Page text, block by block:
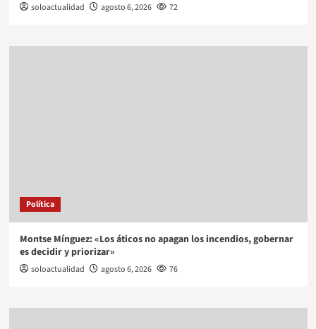
soloactualidad agosto 6, 2026 72
Política
Montse Mínguez: «Los áticos no apagan los incendios, gobernar
es decidir y priorizar»
soloactualidad agosto 6, 2026 76